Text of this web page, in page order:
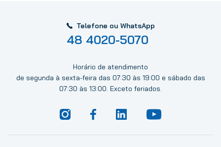
Telefone ou WhatsApp
48 4020-5070
Horário de atendimento
de segunda à sexta-feira das 07:30 às 19:00 e sábado das
07:30 às 13:00. Exceto feriados.